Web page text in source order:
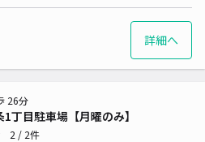
詳細へ
丁目駐車場【月曜のみ】
26分
2 / 2件